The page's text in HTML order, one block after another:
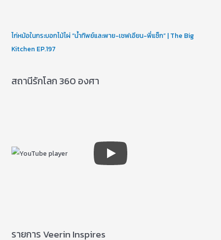
ไก่หม้อในกระบอกไม้ไผ่ “น้ำทิพย์และพาย-เชฟเอียน-พี่แซ็ก” | The Big
Kitchen EP.197
สถานีรักโลก 360 องศา
รายการ Veerin Inspires